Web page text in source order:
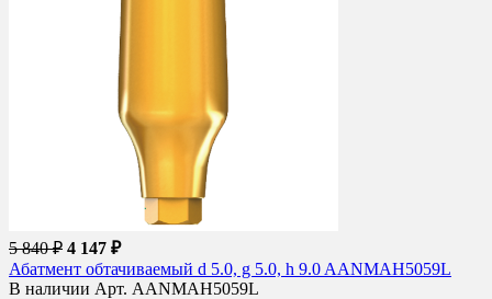
5 840 ₽ 4 147 ₽
Абатмент обтачиваемый d 5.0, g 5.0, h 9.0 AANMAH5059L
В наличии Арт. AANMAH5059L